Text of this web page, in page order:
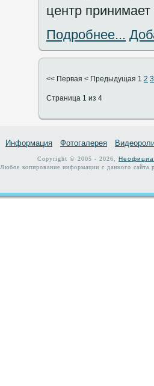
центр
Подробнее...
<< Первая < Предыдущая 1 2 3
Страница 1 из 4
Информация Фотогалерея
Copyright © 2005 - 2026,
Любое копирование информации с данного сайта